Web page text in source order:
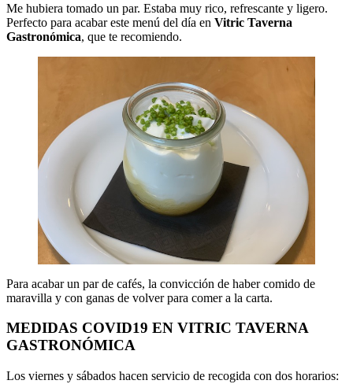
Me hubiera tomado un par. Estaba muy rico, refrescante y ligero.
Perfecto para acabar este menú del día en Vitric Taverna
Gastronómica, que te recomiendo.
Para acabar un par de cafés, la convicción de haber comido de
maravilla y con ganas de volver para comer a la carta.
MEDIDAS COVID19 EN VITRIC TAVERNA
GASTRONÓMICA
Los viernes y sábados hacen servicio de recogida con dos horarios: